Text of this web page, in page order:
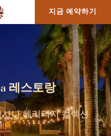
지금 예약하기
레스토랑
나 헤리티지 컬렉션